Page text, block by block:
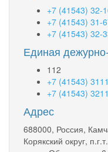
+7 (41543) 32-
+7 (41543) 31-
+7 (41543) 32-
Единая
112
+7 (41543)
+7 (41543)
Адрес
688000, Россия,
Корякский округ,